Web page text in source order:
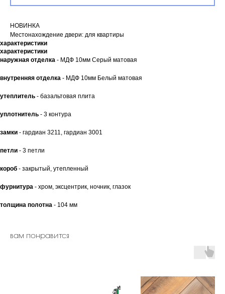
НОВИНКА
Местонахождение двери: для квартиры
характеристики
характеристики
наружная отделка - МДФ 10мм Серый матовая
внутренняя отделка - МДФ 10мм Белый матовая
утеплитель - базальтовая плита
уплотнитель - 3 контура
замки - гардиан 3211, гардиан 3001
петли - 3 петли
короб - закрытый, утепленный
фурнитура - хром, эксцентрик, ночник, глазок
толщина полотна - 104 мм
вам понравится